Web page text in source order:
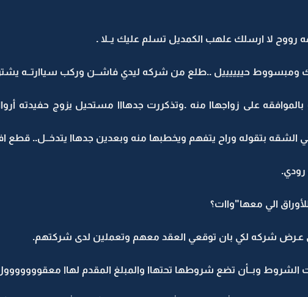
لا ارسلك علهب الكمديل تسلم عليك يــلا .
حييييييل ..طلع من شركه ليدي فاشــن وركب سياارتــه يشتري
على زواجهاا منه .وتذكررت جدهااا مستحيل يزوج حفيدته
بتقوله وراح يتفهم ويخطبها منه وبعدين جدهاا يتدخــل.. قطع
الي معها"واات؟
عـرض شركه لكي بان توقعي العقد معهم وتعملين لدى شركتهم.
الشروط وبــأن تضع شروطها تحتهاا والمبلغ المقدم لهاا